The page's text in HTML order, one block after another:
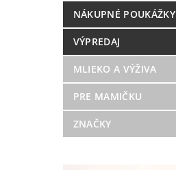
NÁKUPNÉ POUKÁŽKY
VÝPREDAJ
MLIEKO A VÝŽIVA
PRE MAMIČKU
ZNAČKY